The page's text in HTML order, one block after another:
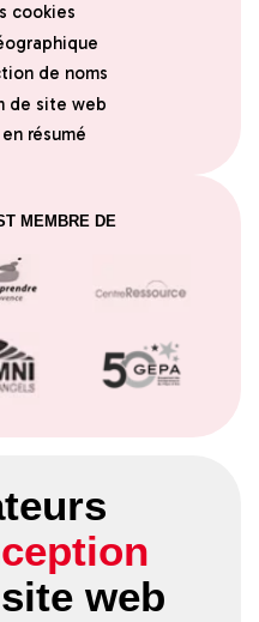
cookies
de noms
de site web
résumé
MEMBRE DE
web